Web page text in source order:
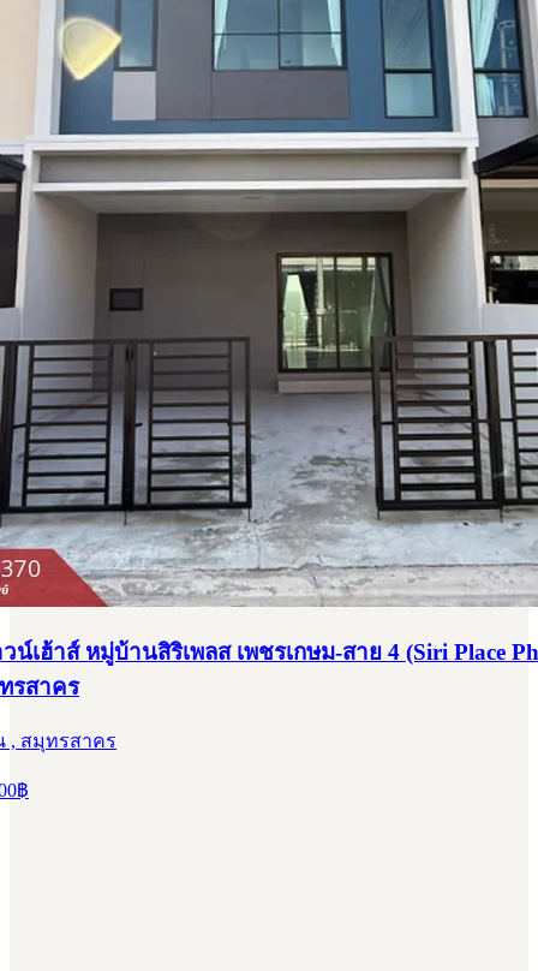
น์เฮ้าส์ หมู่บ้านสิริเพลส เพชรเกษม-สาย 4 (Siri Place
รสาคร
, สมุทรสาคร
฿